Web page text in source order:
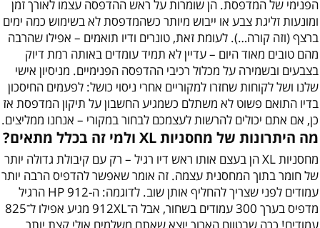
הפנימי של המדפסת. הן שומרות על ראש ההדפסה עצמו לאורך זמן
ומונעות זליגת צבע או ייבוש מיותר כשהמדפסת לא בשימוש כמה ימים
ברצף (וזה קורה…). לעומת זאת, טונרים ודיו תואמים – אפילו שהרבה
מהם טובים מאוד היום – עדיין לא תמיד עומדים באותה רמת דיוק
בצבעים ובשמירה על מכלול רכיבי ההדפסה הפנימיים. מניסיון אישי
שלנו ושל לקוחות שחזרו למקוריים אחרי ניסוי כושל: לפעמים החיסכון
בדיו התואם פשוט לא משתלם כשמגיע החשבון על תיקון המדפסת אז
כן, אם אתם יכולים להרשות לעצמכם לבחור במקורי – אנחנו ממליצים.
מה היתרונות של מחסניות XL ולמי זה בכלל מתאים?
מחסניות XL הן בעצם אותו ראש דיו רגיל – רק עם קיבולת גדולה יותר
של חומר בתוך המחסנית עצמה. זה אומר שאפשר להדפיס הרבה יותר
עמודים לפני שצריך להחליף אותן שוב. לדוגמה: ה-HP 912 הרגיל
מדפיס בערך 300 עמודים בשחור, אבל ה־912XL מגיע אפילו ל־825